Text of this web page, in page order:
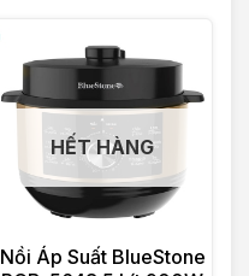
HẾT HÀNG
Nồi Áp Suất BlueStone